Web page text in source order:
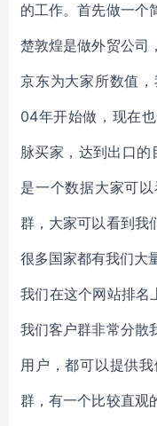
的工作。首先做一个
楚敦煌是做外贸公司
京东为大家所数值
04年开始做，现在
脉买家，达到出口
是一个数据大家可
群，大家可以看到我
很多国家都有我们大
我们在这个网站排名
我们客户群非常分散
用户，都可以提供
群，有一个比较直观